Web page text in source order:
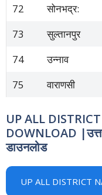
72
सोनभद्र:
73
सुल्तानपुर
74
उन्नाव
75
वाराणसी
UP ALL
DOWNLOAD
डाउनलोड
UP ALL DISTRICT